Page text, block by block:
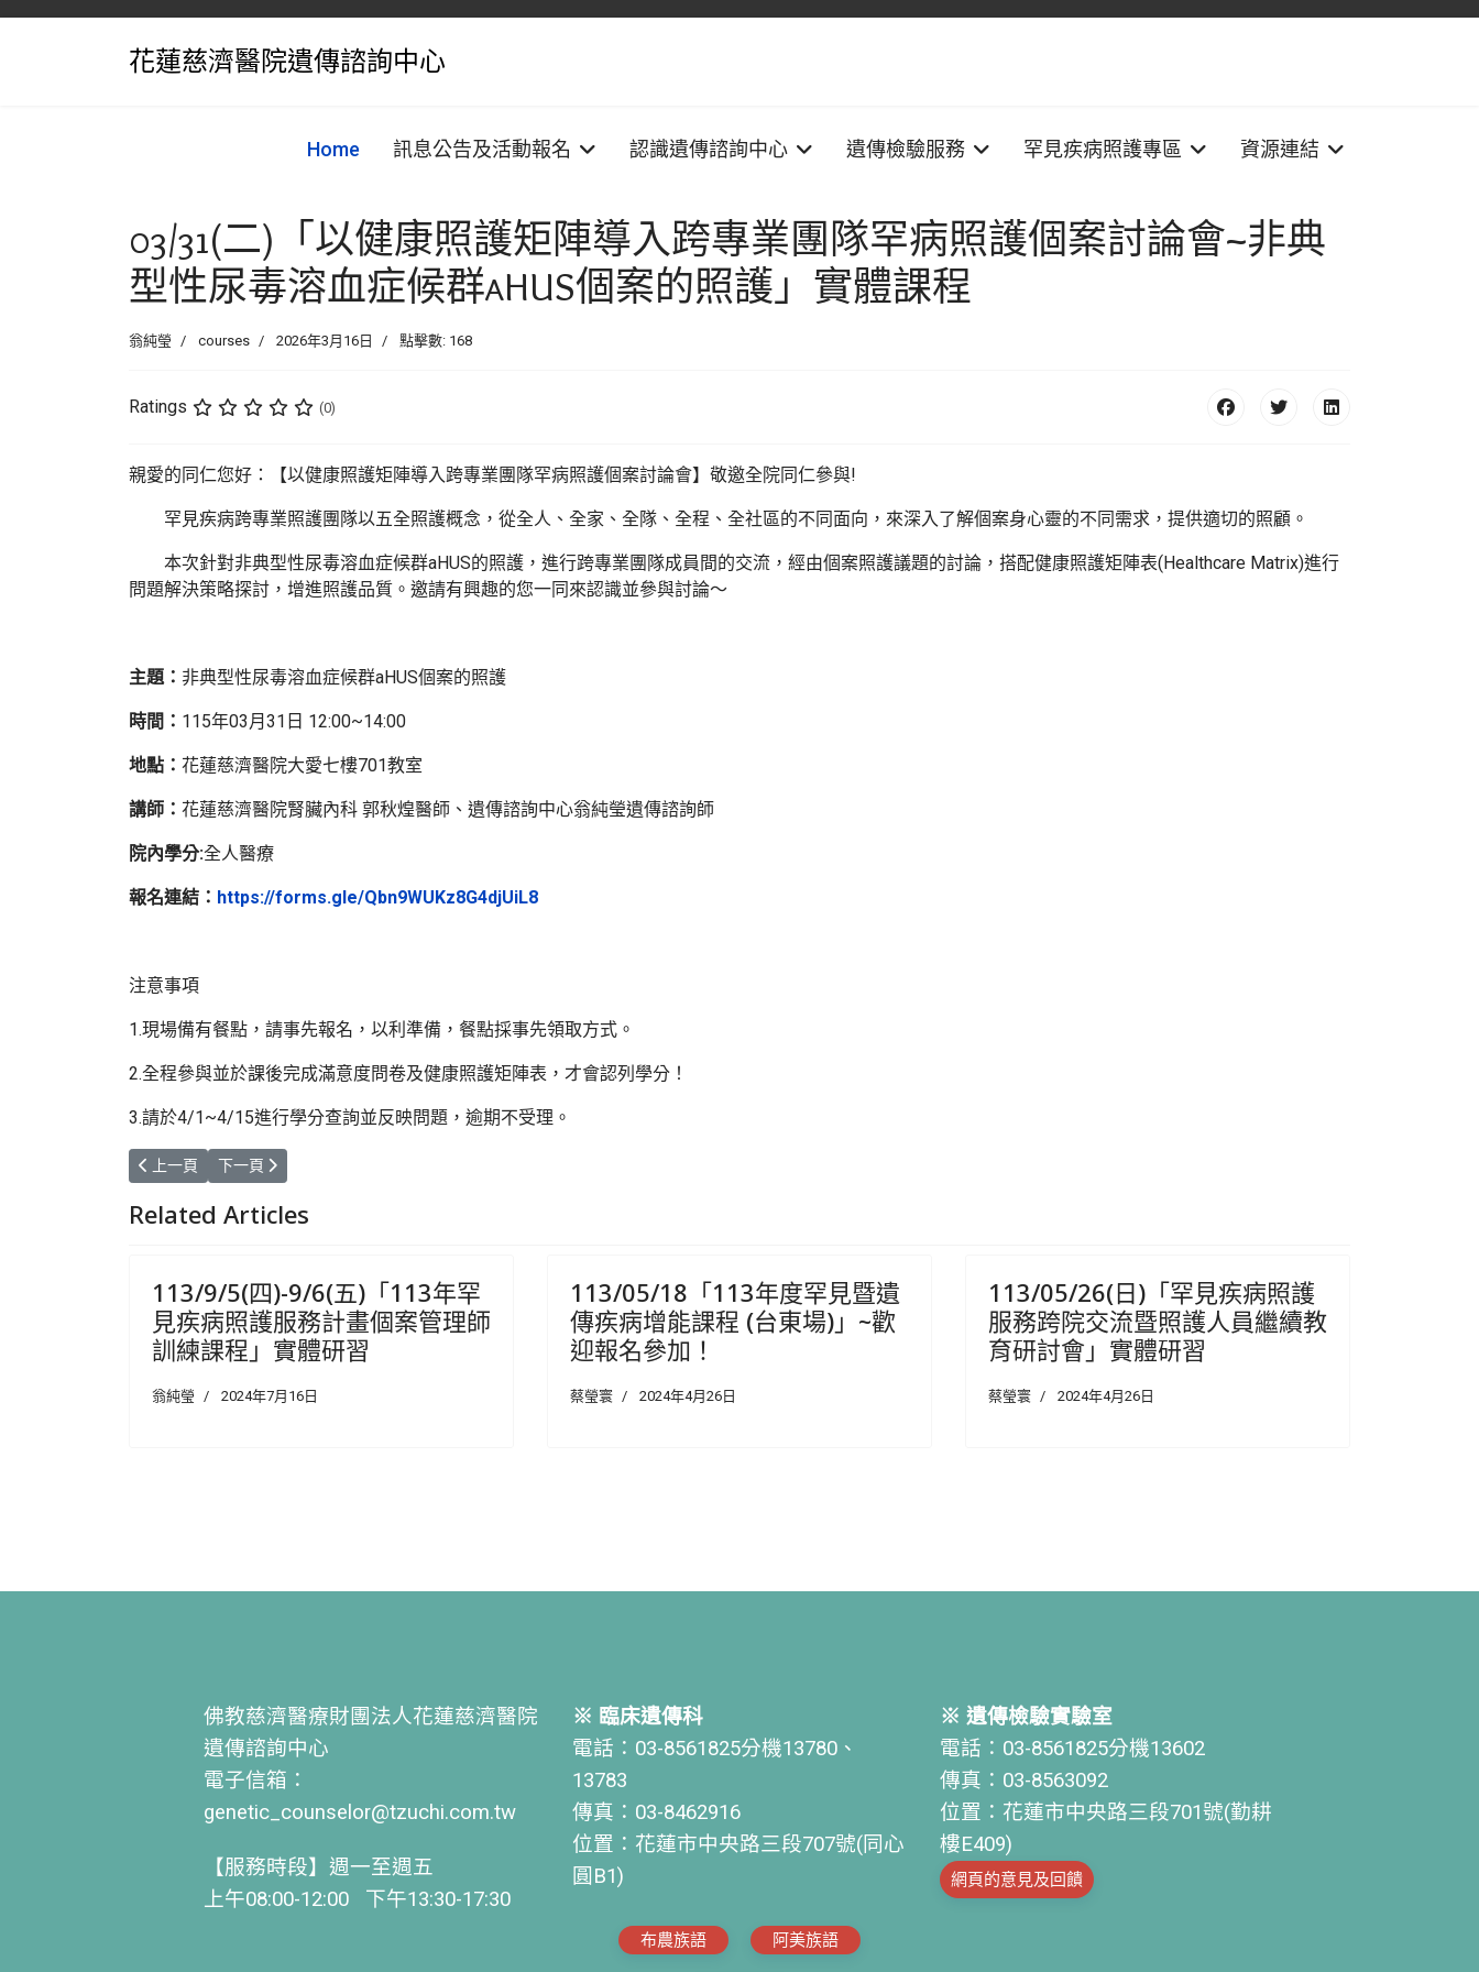
花蓮慈濟醫院遺傳諮詢中心
Home 訊息公告及活動報名 認識遺傳諮詢中心 遺傳檢驗服務 罕見疾病照護專區 資源連結
03/31(二)「以健康照護矩陣導入跨專業團隊罕病照護個案討論會~非典
型性尿毒溶血症候群aHUS個案的照護」實體課程
翁純瑩 courses 2026年3月16日 點擊數: 168
Ratings (0)
親愛的同仁您好：【以健康照護矩陣導入跨專業團隊罕病照護個案討論會】敬邀全院同仁參與!
罕見疾病跨專業照護團隊以五全照護概念，從全人、全家、全隊、全程、全社區的不同面向，來深入了解個案身心靈的不同需求，提供適切的照顧。
本次針對非典型性尿毒溶血症候群aHUS的照護，進行跨專業團隊成員間的交流，經由個案照護議題的討論，搭配健康照護矩陣表(Healthcare Matrix)進行
問題解決策略探討，增進照護品質。邀請有興趣的您一同來認識並參與討論～
主題： 非典型性尿毒溶血症候群aHUS個案的照護
時間： 115年03月31日 12:00~14:00
地點： 花蓮慈濟醫院大愛七樓701教室
講師： 花蓮慈濟醫院腎臟內科 郭秋煌醫師、遺傳諮詢中心翁純瑩遺傳諮詢師
院內學分:全人醫療
報名連結： https://forms.gle/Qbn9WUKz8G4djUiL8
注意事項
1.現場備有餐點，請事先報名，以利準備，餐點採事先領取方式。
2.全程參與並於課後完成滿意度問卷及健康照護矩陣表，才會認列學分！
3.請於4/1~4/15進行學分查詢並反映問題，逾期不受理。
上一篇文章: 歡迎踴躍報名～罕見疾病照護服務跨院交流暨照護人員繼續教育研討會～
上一頁 下一篇文章: 歡迎報名～115年度東區罕見疾病照護服務計畫說明暨長照人員罕病知能研習課程
下一頁
Related Articles
113/9/5(四)-9/6(五)「113年罕
見疾病照護服務計畫個案管理師
訓練課程」實體研習
翁純瑩 2024年7月16日
113/05/18「113年度罕見暨遺
傳疾病增能課程 (台東場)」~歡
迎報名參加！
蔡瑩寰 2024年4月26日
113/05/26(日)「罕見疾病照護
服務跨院交流暨照護人員繼續教
育研討會」實體研習
蔡瑩寰 2024年4月26日
佛教慈濟醫療財團法人花蓮慈濟醫院
遺傳諮詢中心
電子信箱：
genetic_counselor@tzuchi.com.tw
【服務時段】週一至週五
上午08:00-12:00 下午13:30-17:30
※ 臨床遺傳科
電話：03-8561825分機13780、
13783
傳真：03-8462916
位置：花蓮市中央路三段707號(同心
圓B1)
布農族語 阿美族語
※ 遺傳檢驗實驗室
電話：03-8561825分機13602
傳真：03-8563092
位置：花蓮市中央路三段701號(勤耕
樓E409)
網頁的意見及回饋